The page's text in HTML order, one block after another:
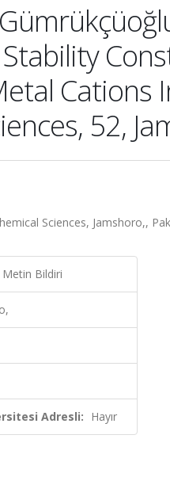
Cations
52,
Sciences, Jamshoro,,
Bildiri
Adresli: Hayır